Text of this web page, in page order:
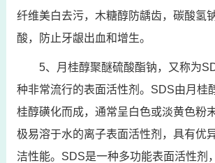
纤维美白去污，木糖醇防龋齿，碳酸氢
酸，防止牙龈出血和增生。
5、月桂醇聚醚硫酸酯钠，又称为
种非常流行的表面活性剂。SDS由月桂
桂醇磺化而成，通常呈白色或淡黄色粉
极易溶于水的离子表面活性剂，具有优
洁性能。SDS是一种多功能表面活性剂